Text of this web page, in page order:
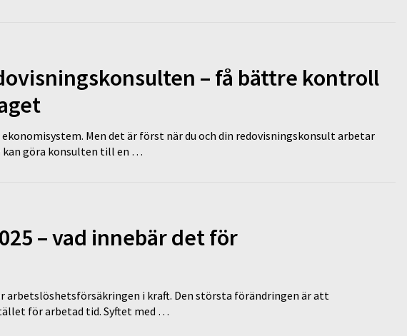
– få bättre kontroll
Men det är först när du och din redovisningskonsult arbetar
kan göra konsulten till en …
– vad innebär det för
arbetslöshetsförsäkringen i kraft. Den största förändringen är att
för arbetad tid. Syftet med …